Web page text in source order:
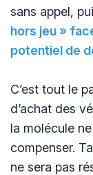
sans appel,
hors jeu »
potentiel de
C’est tout le
d’achat des
la molécule
compenser.
ne sera pas